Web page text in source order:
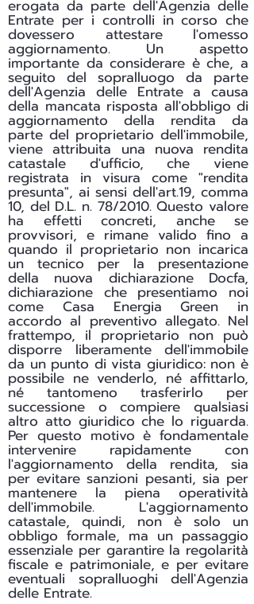
erogata da parte dell'Agenzia delle
Entrate per i controlli in corso che
dovessero attestare l'omesso
aggiornamento. Un aspetto
importante da considerare è che, a
seguito del sopralluogo da parte
dell'Agenzia delle Entrate a causa
della mancata risposta all'obbligo di
aggiornamento della rendita da
parte del proprietario dell'immobile,
viene attribuita una nuova rendita
catastale d'ufficio, che viene
registrata in visura come "rendita
presunta", ai sensi dell'art.19, comma
10, del D.L. n. 78/2010. Questo valore
ha effetti concreti, anche se
provvisori, e rimane valido fino a
quando il proprietario non incarica
un tecnico per la presentazione
della nuova dichiarazione Docfa,
dichiarazione che presentiamo noi
come Casa Energia Green in
accordo al preventivo allegato. Nel
frattempo, il proprietario non può
disporre liberamente dell'immobile
da un punto di vista giuridico: non è
possibile ne venderlo, né affittarlo,
né tantomeno trasferirlo per
successione o compiere qualsiasi
altro atto giuridico che lo riguarda.
Per questo motivo è fondamentale
intervenire rapidamente con
l'aggiornamento della rendita, sia
per evitare sanzioni pesanti, sia per
mantenere la piena operatività
dell'immobile. L'aggiornamento
catastale, quindi, non è solo un
obbligo formale, ma un passaggio
essenziale per garantire la regolarità
fiscale e patrimoniale, e per evitare
eventuali sopralluoghi dell'Agenzia
delle Entrate.